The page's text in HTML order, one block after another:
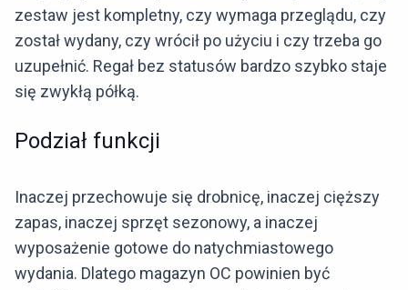
zestaw jest kompletny, czy wymaga przeglądu, czy
został wydany, czy wrócił po użyciu i czy trzeba go
uzupełnić. Regał bez statusów bardzo szybko staje
się zwykłą półką.
Podział funkcji
Inaczej przechowuje się drobnicę, inaczej cięższy
zapas, inaczej sprzęt sezonowy, a inaczej
wyposażenie gotowe do natychmiastowego
wydania. Dlatego magazyn OC powinien być